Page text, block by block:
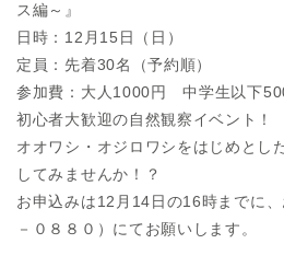
ス編～』
日時：12月15日（日）
定員：先着30名（予約順）
参加費：大人1000円 中学生以下
初心者大歓迎の自然観察イベント！
オオワシ・オジロワシをはじめとし
してみませんか！？
お申込みは12月14日の16時までに
－０８８０）にてお願いします。